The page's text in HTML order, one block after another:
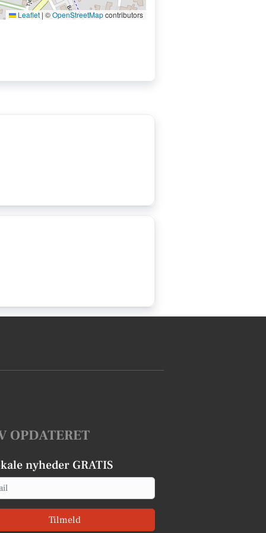
Leaflet | ©OpenStreetMapcontributors
OPDATERET
nyheder GRATIS
Tilmeld